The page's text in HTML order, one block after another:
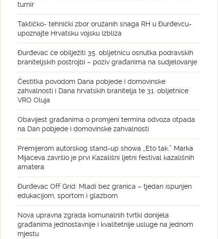
turnir
Taktičko- tehnički zbor oružanih snaga RH u Đurđevcu-
upoznajte Hrvatsku vojsku izbliza
Đurđevac će obilježiti 35. obljetnicu osnutka podravskih
braniteljskih postrojbi – poziv građanima na sudjelovanje
Čestitka povodom Dana pobjede i domovinske
zahvalnosti i Dana hrvatskih branitelja te 31. obljetnice
VRO Oluja
Obavijest građanima o promjeni termina odvoza otpada
na Dan pobjede i domovinske zahvalnosti
Premijerom autorskog stand-up showa „Eto tak.” Marka
Mijaceva završio je prvi Kazališni ljetni festival kazališnih
amatera
Đurđevac Off Grid: Mladi bez granica – tjedan ispunjen
edukacijom, sportom i glazbom
Nova upravna zgrada komunalnih tvrtki donijela
građanima jednostavnije i kvalitetnije usluge na jednom
mjestu